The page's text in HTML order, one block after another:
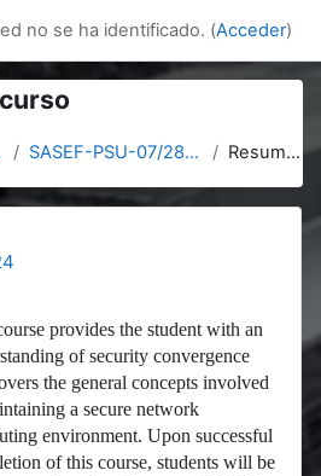
no se ha identificado. (Acceder)
SASEF-PSU-07/28/24 Resumen
provides the student with an
of security convergence
the general concepts involved
a secure network
environment. Upon successful
of this course, students will be